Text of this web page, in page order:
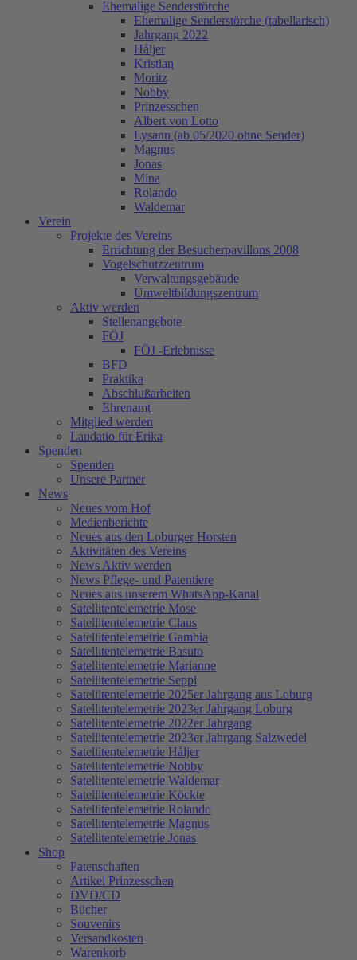
Ehemalige Senderstörche
Ehemalige Senderstörche (tabellarisch)
Jahrgang 2022
Håljer
Kristian
Moritz
Nobby
Prinzesschen
Albert von Lotto
Lysann (ab 05/2020 ohne Sender)
Magnus
Jonas
Mina
Rolando
Waldemar
Verein
Projekte des Vereins
Errichtung der Besucherpavillons 2008
Vogelschutzzentrum
Verwaltungsgebäude
Umweltbildungszentrum
Aktiv werden
Stellenangebote
FÖJ
FÖJ -Erlebnisse
BFD
Praktika
Abschlußarbeiten
Ehrenamt
Mitglied werden
Laudatio für Erika
Spenden
Spenden
Unsere Partner
News
Neues vom Hof
Medienberichte
Neues aus den Loburger Horsten
Aktivitäten des Vereins
News Aktiv werden
News Pflege- und Patentiere
Neues aus unserem WhatsApp-Kanal
Satellitentelemetrie Mose
Satellitentelemetrie Claus
Satellitentelemetrie Gambia
Satellitentelemetrie Basuto
Satellitentelemetrie Marianne
Satellitentelemetrie Seppl
Satellitentelemetrie 2025er Jahrgang aus Loburg
Satellitentelemetrie 2023er Jahrgang Loburg
Satellitentelemetrie 2022er Jahrgang
Satellitentelemetrie 2023er Jahrgang Salzwedel
Satellitentelemetrie Håljer
Satellitentelemetrie Nobby
Satellitentelemetrie Waldemar
Satellitentelemetrie Köckte
Satellitentelemetrie Rolando
Satellitentelemetrie Magnus
Satellitentelemetrie Jonas
Shop
Patenschaften
Artikel Prinzesschen
DVD/CD
Bücher
Souvenirs
Versandkosten
Warenkorb